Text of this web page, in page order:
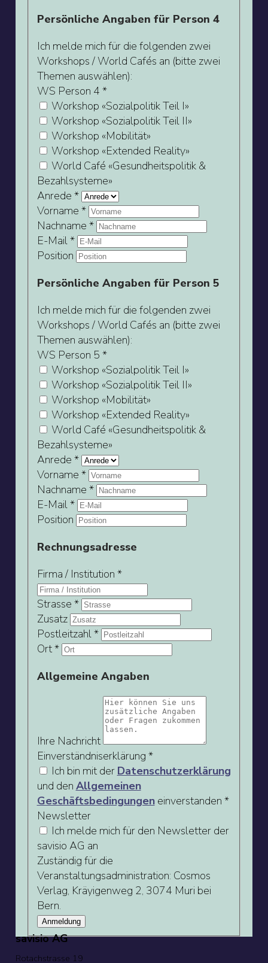
Persönliche Angaben für Person 4
Ich melde mich für die folgenden zwei
Workshops / World Cafés an (bitte zwei
Themen auswählen):
WS Person 4 *
Workshop «Sozialpolitik Teil I»
Workshop «Sozialpolitik Teil II»
Workshop «Mobilität»
Workshop «Extended Reality»
World Café «Gesundheitspolitik &
Bezahlsysteme»
Anrede *
Vorname *
Nachname *
E-Mail*
Position
Persönliche Angaben für Person 5
Ich melde mich für die folgenden zwei
Workshops / World Cafés an (bitte zwei
Themen auswählen):
WS Person 5 *
Workshop «Sozialpolitik Teil I»
Workshop «Sozialpolitik Teil II»
Workshop «Mobilität»
Workshop «Extended Reality»
World Café «Gesundheitspolitik &
Bezahlsysteme»
Anrede *
Vorname *
Nachname *
E-Mail*
Position
Rechnungsadresse
Firma / Institution *
Strasse *
Zusatz
Postleitzahl*
Ort*
Allgemeine Angaben
Ihre Nachricht
Einverständniserklärung *
Ich bin mit der Datenschutzerklärung
und den Allgemeinen
Geschäftsbedingungeneinverstanden *
Newsletter
Ich melde mich für den Newsletter der
savisio AG an
Zuständig für die
Veranstaltungsadministration: Cosmos
Verlag, Kräyigenweg 2, 3074 Muri bei
Bern.
Anmeldung
savisio AG
Rotachstrasse 19